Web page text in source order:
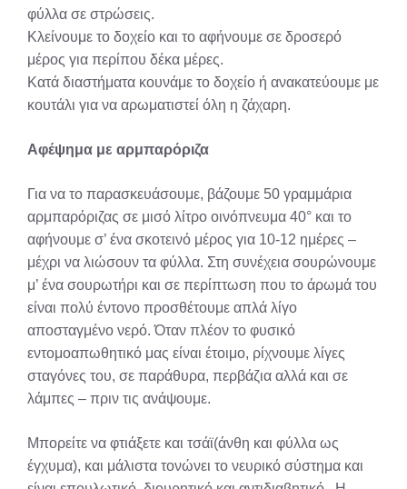
φύλλα σε στρώσεις.
Κλείνουμε το δοχείο και το αφήνουμε σε δροσερό
μέρος για περίπου δέκα μέρες.
Κατά διαστήματα κουνάμε το δοχείο ή ανακατεύουμε με
κουτάλι για να αρωματιστεί όλη η ζάχαρη.
Αφέψημα με αρμπαρόριζα
Για να το παρασκευάσουμε, βάζουμε 50 γραμμάρια
αρμπαρόριζας σε μισό λίτρο οινόπνευμα 40° και το
αφήνουμε σ’ ένα σκοτεινό μέρος για 10-12 ημέρες –
μέχρι να λιώσουν τα φύλλα. Στη συνέχεια σουρώνουμε
μ’ ένα σουρωτήρι και σε περίπτωση που το άρωμά του
είναι πολύ έντονο προσθέτουμε απλά λίγο
αποσταγμένο νερό. Όταν πλέον το φυσικό
εντομοαπωθητικό μας είναι έτοιμο, ρίχνουμε λίγες
σταγόνες του, σε παράθυρα, περβάζια αλλά και σε
λάμπες – πριν τις ανάψουμε.
Μπορείτε να φτιάξετε και τσάϊ(άνθη και φύλλα ως
έγχυμα), και μάλιστα τονώνει το νευρικό σύστημα και